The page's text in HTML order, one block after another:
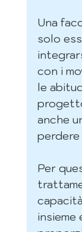
Una
solo
con i
le
anche
Per